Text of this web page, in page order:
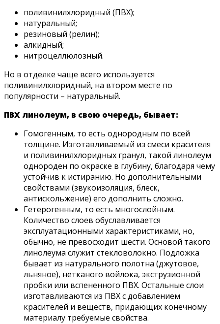
поливинилхлоридный (ПВХ);
натуральный;
резиновый (релин);
алкидный;
нитроцеллюлозный.
Но в отделке чаще всего используется
поливинилхлоридный, на втором месте по
популярности – натуральный.
ПВХ линолеум, в свою очередь, бывает:
Гомогенным, то есть однородным по всей
толщине. Изготавливаемый из смеси красителя
и поливинилхлоридных гранул, такой линолеум
однороден по окраске в глубину, благодаря чему
устойчив к истиранию. Но дополнительными
свойствами (звукоизоляция, блеск,
антискольжение) его дополнить сложно.
Гетерогенным, то есть многослойным.
Количество слоев обуславливается
эксплуатационными характеристиками, но,
обычно, не превосходит шести. Основой такого
линолеума служит стекловолокно. Подложка
бывает из натурального полотна (джутовое,
льняное), нетканого войлока, экструзионной
пробки или вспененного ПВХ. Остальные слои
изготавливаются из ПВХ с добавлением
красителей и веществ, придающих конечному
материалу требуемые свойства.